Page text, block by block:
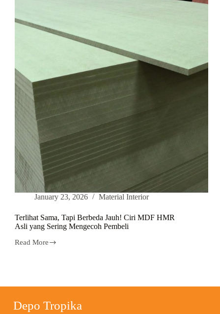
January 23, 2026 Material Interior
Terlihat Sama, Tapi Berbeda Jauh! Ciri MDF HMR
Asli yang Sering Mengecoh Pembeli
Read More
Depo Tropika